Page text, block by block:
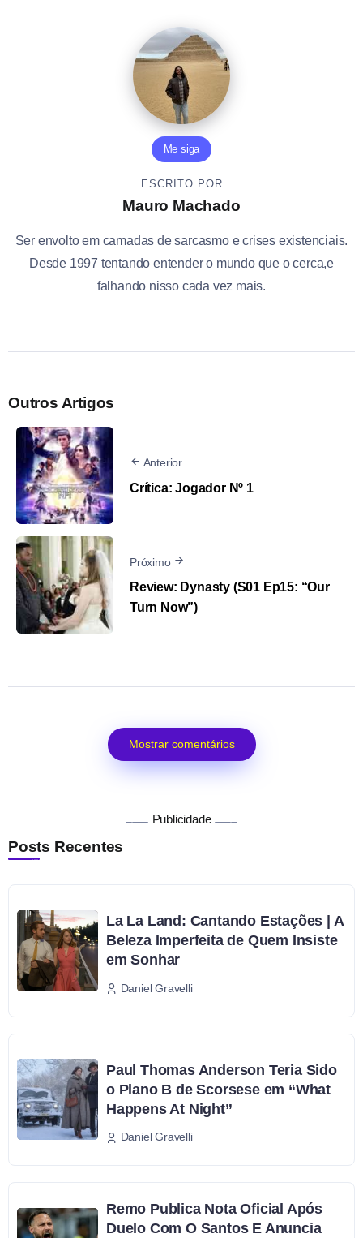
Me siga
ESCRITO POR
Mauro Machado
Ser envolto em camadas de sarcasmo e crises existenciais.
Desde 1997 tentando entender o mundo que o cerca,e
falhando nisso cada vez mais.
Outros Artigos
Anterior
Crítica: Jogador Nº 1
Próximo
Review: Dynasty (S01 Ep15: “Our
Turn Now”)
Mostrar comentários
Publicidade
Posts Recentes
La La Land: Cantando Estações | A
Beleza Imperfeita de Quem Insiste
em Sonhar
Daniel Gravelli
Paul Thomas Anderson Teria Sido
o Plano B de Scorsese em “What
Happens At Night”
Daniel Gravelli
Remo Publica Nota Oficial Após
Duelo Com O Santos E Anuncia